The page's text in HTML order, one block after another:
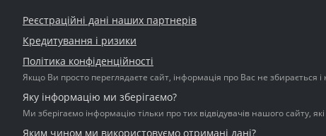
Реєстраційні дані наших партнерів
Кредитування і ризики
Політика конфіденційності
Якщо Ви просто переглядаєте сайт, інформація про Вас не збирається і
Яку інформацію ми зберігаємо?
Ми зберігаємо інформацію тільки про тих відвідувачів нашого сайту,
Яким чином ми використовуємо отримані дані?